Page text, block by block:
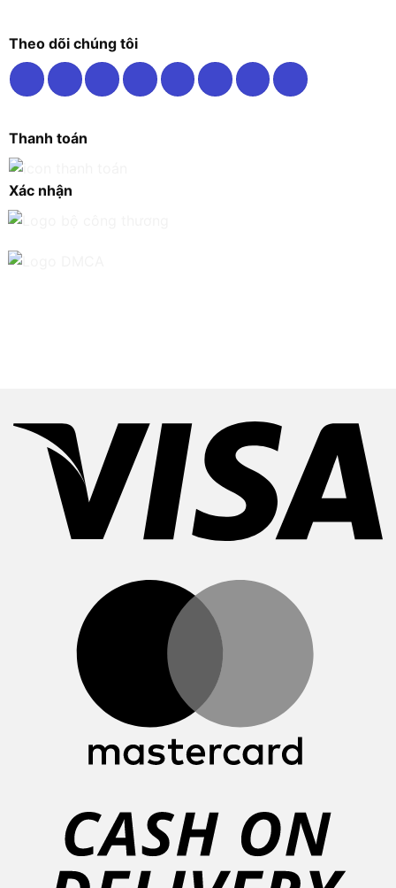
Theo dõi chúng tôi
Thanh toán
Xác nhận